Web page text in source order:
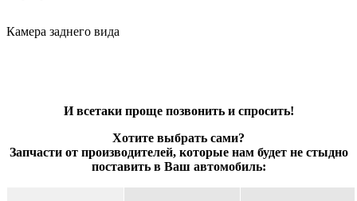
Камера заднего вида
И всетаки проще позвонить и спросить!
Хотите выбрать сами?
Запчасти от производителей, которые нам будет не стыдно
поставить в Ваш автомобиль: